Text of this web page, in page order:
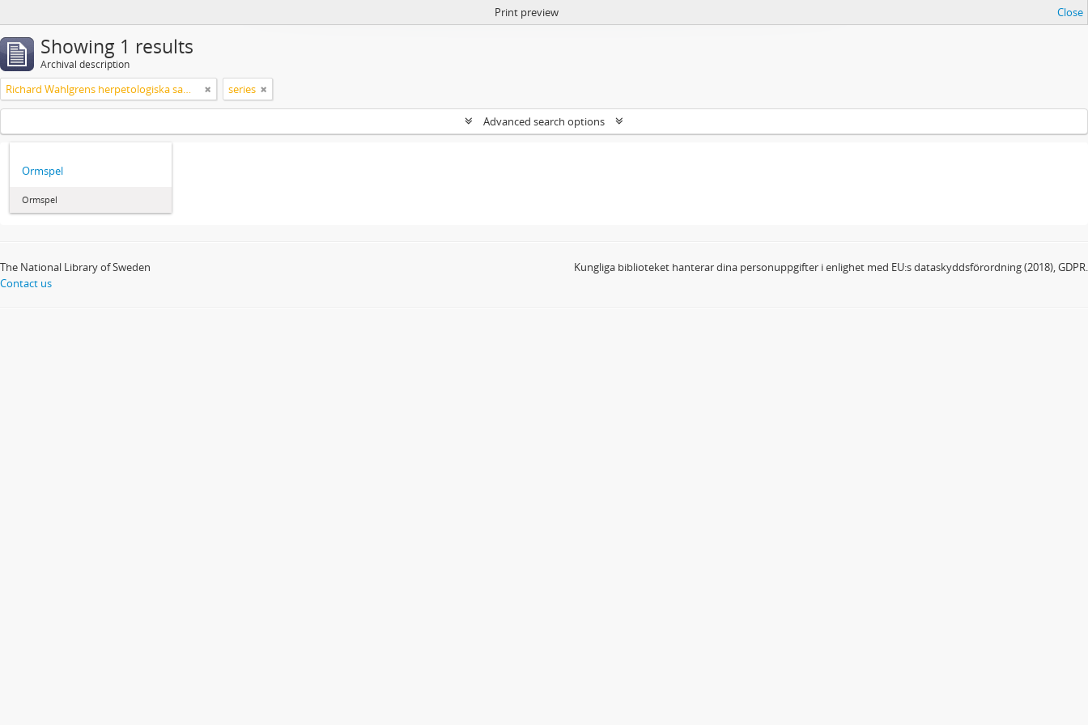
Print preview Close
Showing 1 results
Archival description
Richard Wahlgrens herpetologiska samling series
Advanced search options
Ormspel
Ormspel
The National Library of Sweden
Contact us
Kungliga biblioteket hanterar dina personuppgifter i enlighet med EU:s dataskyddsförordning (2018), GDPR.